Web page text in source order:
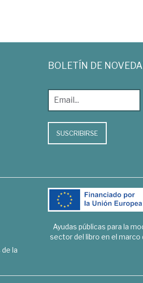
BOLETÍN DE
SUSCRIBIRSE
la
Ayudas públicas para la
sector del libro en el marco